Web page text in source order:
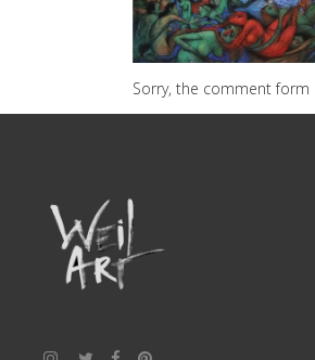
Sorry, the comment